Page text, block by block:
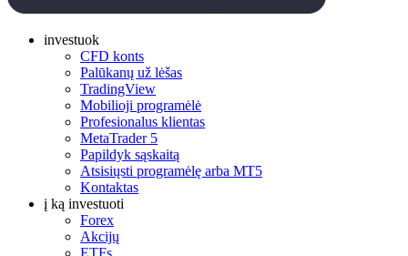
investuok
CFD konts
Palūkanų už lėšas
TradingView
Mobilioji programėlė
Profesionalus klientas
MetaTrader 5
Papildyk sąskaitą
Atsisiųsti programėlę arba MT5
Kontaktas
į ką investuoti
Forex
Akcijų
ETFs